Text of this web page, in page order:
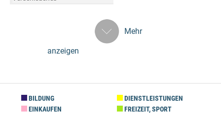
Mehr
anzeigen
BILDUNG
DIENSTLEISTUNGEN
EINKAUFEN
FREIZEIT, SPORT